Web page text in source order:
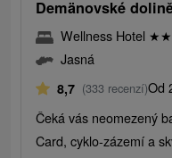
Demänovské
Wellness Hotel ★★
Jasná
8,7 (333 recenzí)Od
Čeká vás neomezený
Card, cyklo-zázemí a